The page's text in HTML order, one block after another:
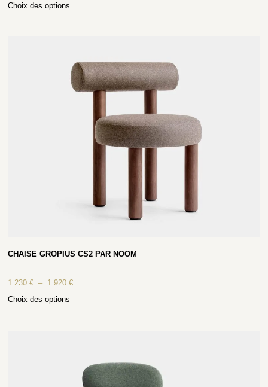
Choix des options
CHAISE GROPIUS CS2 PAR NOOM
1 230€ – 1 920€
Choix des options